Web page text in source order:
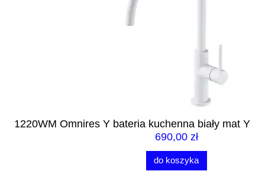
Omnires Y bateria kuchenna biały mat Y1251WM
do koszyka